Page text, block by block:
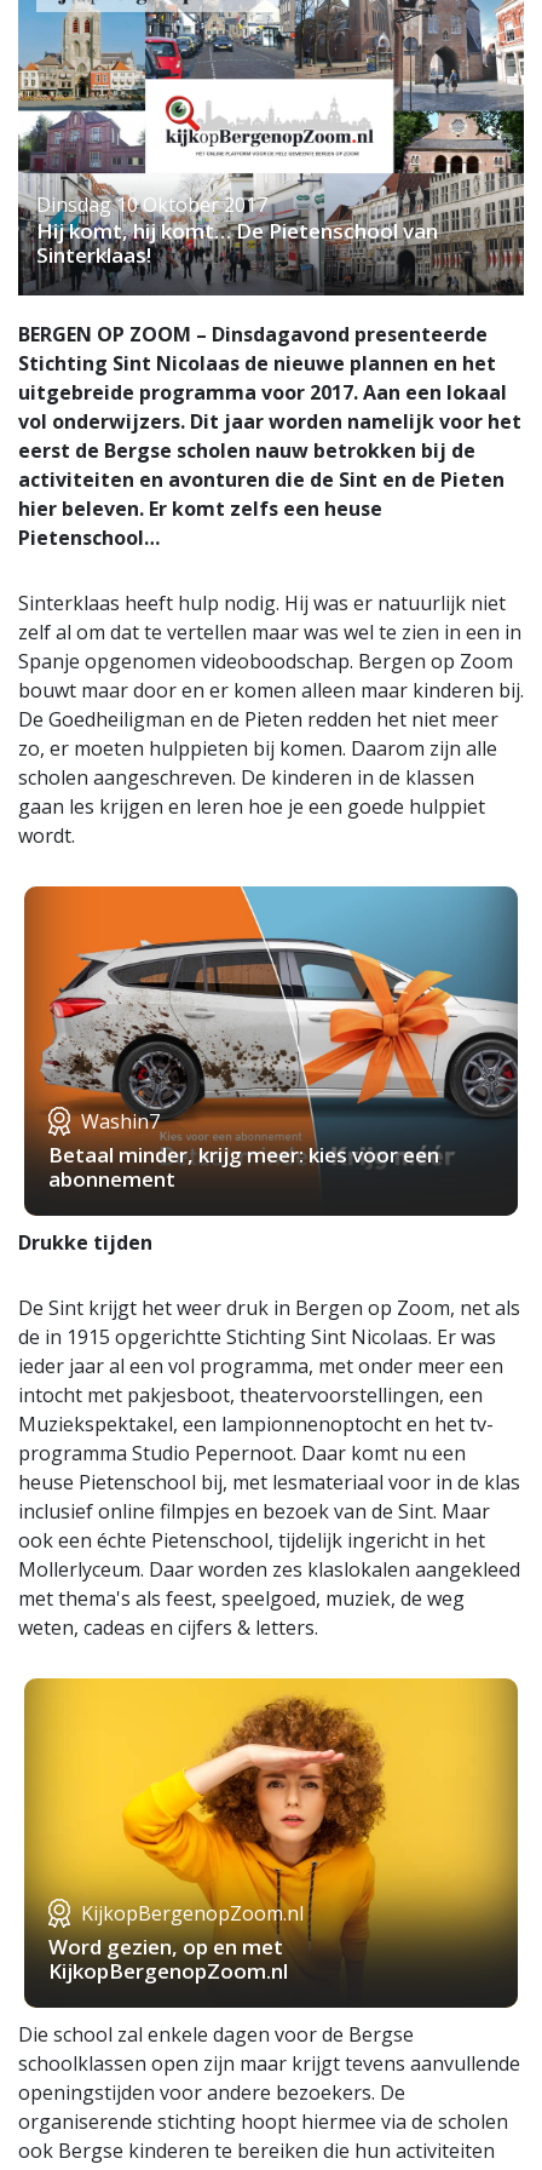
Dinsdag 10 Oktober 2017
Hij komt, hij komt… De Pietenschool van
Sinterklaas!
BERGEN OP ZOOM – Dinsdagavond presenteerde
Stichting Sint Nicolaas de nieuwe plannen en het
uitgebreide programma voor 2017. Aan een lokaal
vol onderwijzers. Dit jaar worden namelijk voor het
eerst de Bergse scholen nauw betrokken bij de
activiteiten en avonturen die de Sint en de Pieten
hier beleven. Er komt zelfs een heuse
Pietenschool…
Sinterklaas heeft hulp nodig. Hij was er natuurlijk niet
zelf al om dat te vertellen maar was wel te zien in een in
Spanje opgenomen videoboodschap. Bergen op Zoom
bouwt maar door en er komen alleen maar kinderen bij.
De Goedheiligman en de Pieten redden het niet meer
zo, er moeten hulppieten bij komen. Daarom zijn alle
scholen aangeschreven. De kinderen in de klassen
gaan les krijgen en leren hoe je een goede hulppiet
wordt.
Washin7
Betaal minder, krijg meer: kies voor een
abonnement
Drukke tijden
De Sint krijgt het weer druk in Bergen op Zoom, net als
de in 1915 opgerichtte Stichting Sint Nicolaas. Er was
ieder jaar al een vol programma, met onder meer een
intocht met pakjesboot, theatervoorstellingen, een
Muziekspektakel, een lampionnenoptocht en het tv-
programma Studio Pepernoot. Daar komt nu een
heuse Pietenschool bij, met lesmateriaal voor in de klas
inclusief online filmpjes en bezoek van de Sint. Maar
ook een échte Pietenschool, tijdelijk ingericht in het
Mollerlyceum. Daar worden zes klaslokalen aangekleed
met thema's als feest, speelgoed, muziek, de weg
weten, cadeas en cijfers & letters.
KijkopBergenopZoom.nl
Word gezien, op en met
KijkopBergenopZoom.nl
Die school zal enkele dagen voor de Bergse
schoolklassen open zijn maar krijgt tevens aanvullende
openingstijden voor andere bezoekers. De
organiserende stichting hoopt hiermee via de scholen
ook Bergse kinderen te bereiken die hun activiteiten